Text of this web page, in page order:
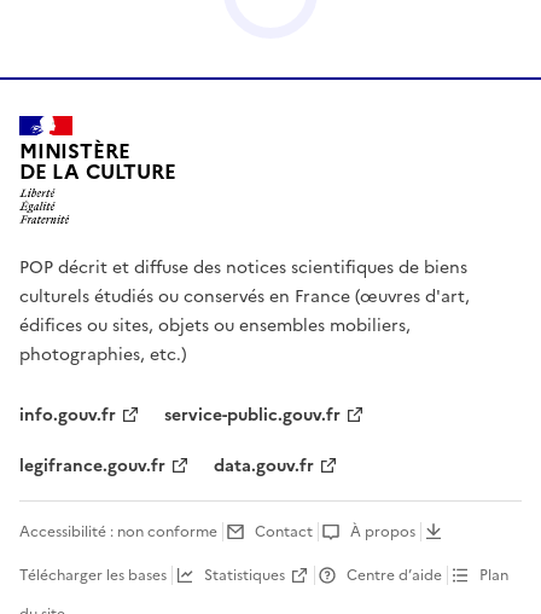
MINISTÈRE
DE LA CULTURE
POP décrit et diffuse des notices scientifiques de biens
culturels étudiés ou conservés en France (œuvres d'art,
édifices ou sites, objets ou ensembles mobiliers,
photographies, etc.)
info.gouv.fr
service-public.gouv.fr
legifrance.gouv.fr
data.gouv.fr
Accessibilité : non conforme Contact
À propos
Télécharger les bases
Statistiques Centre d’aide
Plan